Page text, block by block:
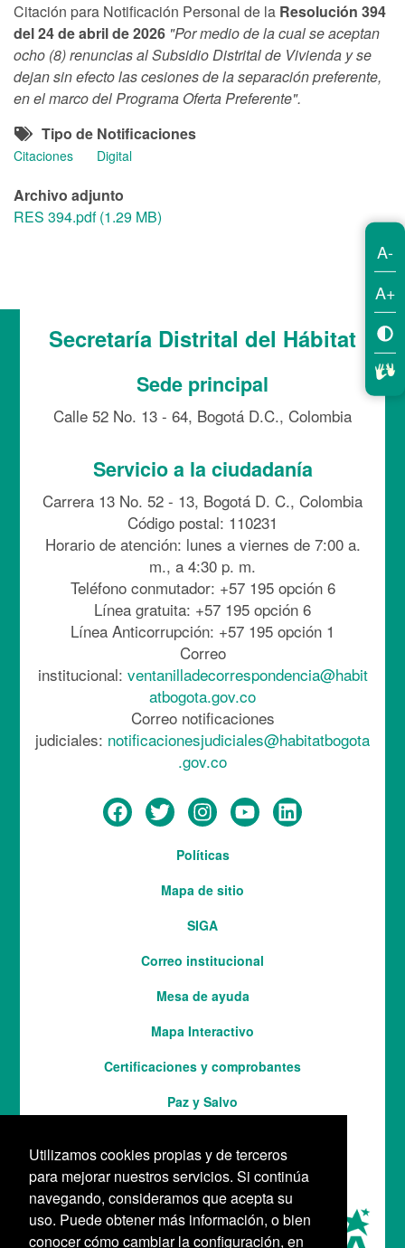
Utilizamos cookies propias y de terceros
para mejorar nuestros servicios. Si continúa
navegando, consideramos que acepta su
uso. Puede obtener más información, o bien
conocer cómo cambiar la configuración, en
Citación para Notificación Personal de la Resolución 394
del 24 de abril de 2026 "Por medio de la cual se aceptan
ocho (8) renuncias al Subsidio Distrital de Vivienda y se
dejan sin efecto las cesiones de la separación preferente,
en el marco del Programa Oferta Preferente".
Tipo de Notificaciones
Citaciones Digital
Archivo adjunto
RES 394.pdf (1.29 MB)
Secretaría Distrital del Hábitat
Sede principal
Calle 52 No. 13 - 64, Bogotá D.C., Colombia
Servicio a la ciudadanía
Carrera 13 No. 52 - 13, Bogotá D. C., Colombia
Código postal: 110231
Horario de atención: lunes a viernes de 7:00 a.
m., a 4:30 p. m.
Teléfono conmutador: +57 195 opción 6
Línea gratuita: +57 195 opción 6
Línea Anticorrupción: +57 195 opción 1
Correo
institucional: ventanilladecorrespondencia@habit
atbogota.gov.co
Correo notificaciones
judiciales: notificacionesjudiciales@habitatbogota
.gov.co
Políticas
Mapa de sitio
SIGA
Correo institucional
Mesa de ayuda
Mapa Interactivo
ServicesCertificaciones y comprobantes
Paz y Salvo
A-
A+